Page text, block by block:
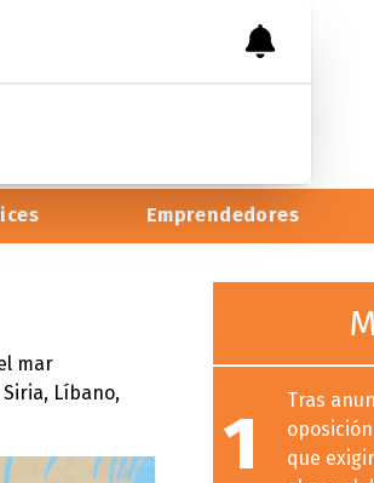
Emprendedores
mar
Líbano,
1
Tras
que